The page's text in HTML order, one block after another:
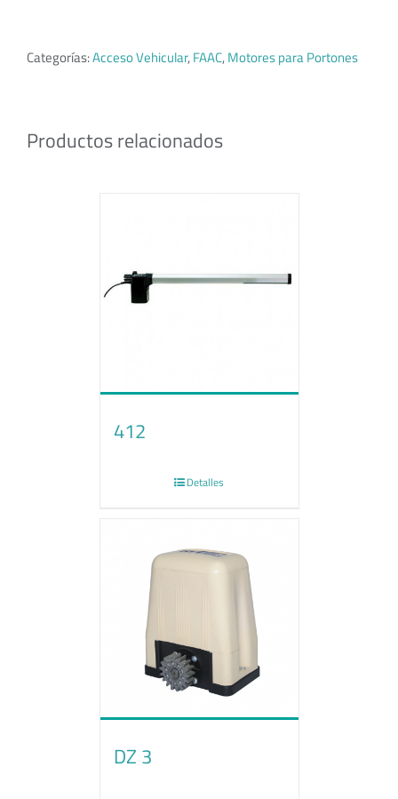
Categorías:Acceso Vehicular,FAAC,Motores para Portones
Productos relacionados
412
Detalles
DZ 3